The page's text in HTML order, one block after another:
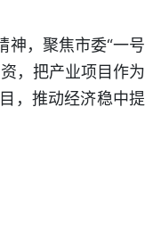
神，聚焦市委“一号
，把产业项目作为
，推动经济稳中提